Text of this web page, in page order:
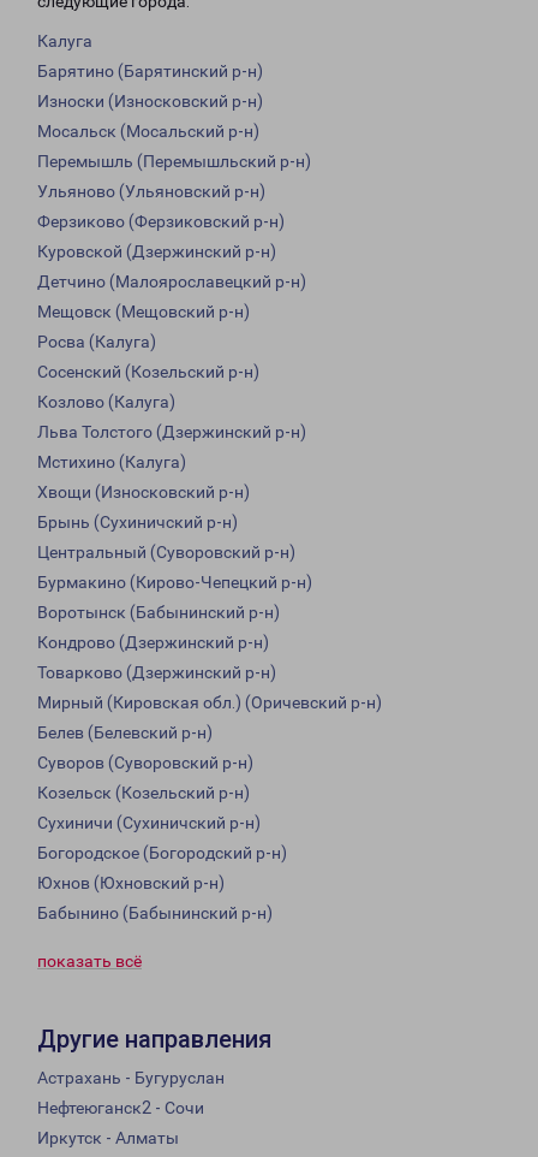
Калуга
Барятино (Барятинский р-н)
Износки (Износковский р-н)
Мосальск (Мосальский р-н)
Перемышль (Перемышльский р-н)
Ульяново (Ульяновский р-н)
Ферзиково (Ферзиковский р-н)
Куровской (Дзержинский р-н)
Детчино (Малоярославецкий р-н)
Мещовск (Мещовский р-н)
Росва (Калуга)
Сосенский (Козельский р-н)
Козлово (Калуга)
Льва Толстого (Дзержинский р-н)
Мстихино (Калуга)
Хвощи (Износковский р-н)
Брынь (Сухиничский р-н)
Центральный (Суворовский р-н)
Бурмакино (Кирово-Чепецкий р-н)
Воротынск (Бабынинский р-н)
Кондрово (Дзержинский р-н)
Товарково (Дзержинский р-н)
Мирный (Кировская обл.) (Оричевский р-н)
Белев (Белевский р-н)
Суворов (Суворовский р-н)
Козельск (Козельский р-н)
Сухиничи (Сухиничский р-н)
Богородское (Богородский р-н)
Юхнов (Юхновский р-н)
Бабынино (Бабынинский р-н)
показать всё
Другие направления
Астрахань - Бугуруслан
Нефтеюганск2 - Сочи
Иркутск - Алматы